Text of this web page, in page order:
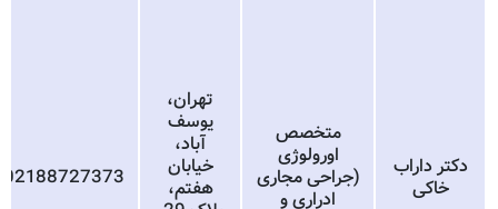
دکتر داراب
خاکی
متخصص
اورولوژی
(جراحی مجاری
ادراری و
تهران،
یوسف
آباد،
خیابان
هفتم،
02188727373